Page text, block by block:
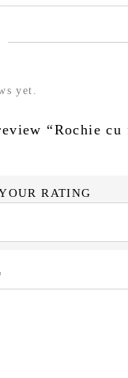
yet.
“Rochie cu
RATING